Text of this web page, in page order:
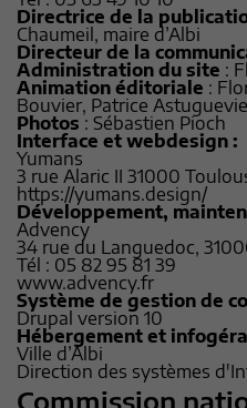
Directrice de la
Chaumeil, maire d’Albi
Directeur de la
Administration du site :
Animation éditoriale :
Bouvier, Patrice
Photos : Sébastien Pioch
Interface et webdesign :
Yumans
3 rue Alaric II 31000
https://yumans.design/
Développement,
Advency
34 rue du Languedoc,
Tél : 05 82 95 81 39
www.advency.fr
Système de gestion de
Drupal version 10
Hébergement et
Ville d’Albi
Direction des systèmes
Commission